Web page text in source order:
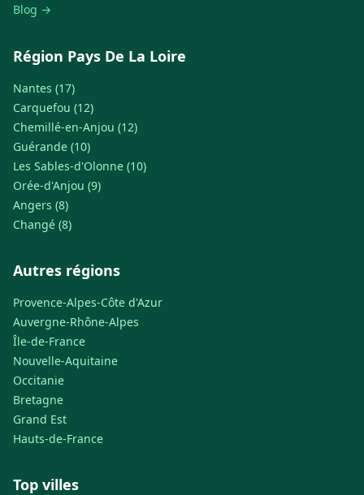
Blog →
Région Pays De La Loire
Nantes (17)
Carquefou (12)
Chemillé-en-Anjou (12)
Guérande (10)
Les Sables-d'Olonne (10)
Orée-d'Anjou (9)
Angers (8)
Changé (8)
Autres régions
Provence-Alpes-Côte d'Azur
Auvergne-Rhône-Alpes
Île-de-France
Nouvelle-Aquitaine
Occitanie
Bretagne
Grand Est
Hauts-de-France
Top villes